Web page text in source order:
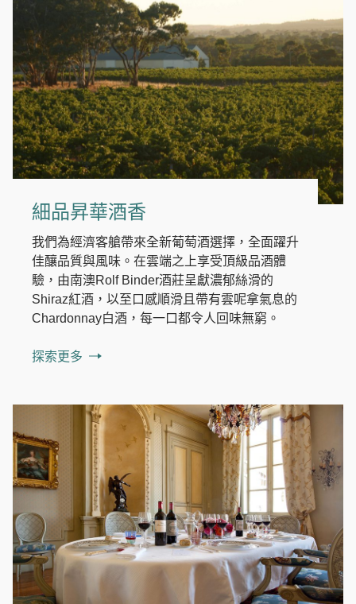
細品昇華酒香
我們為經濟客艙帶來全新葡萄酒選擇，全面躍升
佳釀品質與風味。在雲端之上享受頂級品酒體
驗，由南澳Rolf Binder酒莊呈獻濃郁絲滑的
Shiraz紅酒，以至口感順滑且帶有雲呢拿氣息的
Chardonnay白酒，每一口都令人回味無窮。
探索更多